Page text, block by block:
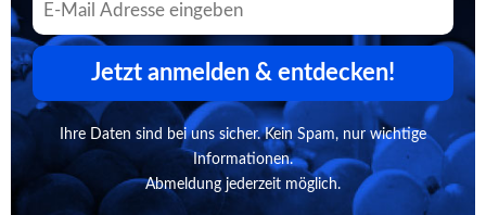
Jetzt anmelden & entdecken!
Ihre Daten sind bei uns sicher. Kein Spam, nur wichtige
Informationen.
Abmeldung jederzeit möglich.